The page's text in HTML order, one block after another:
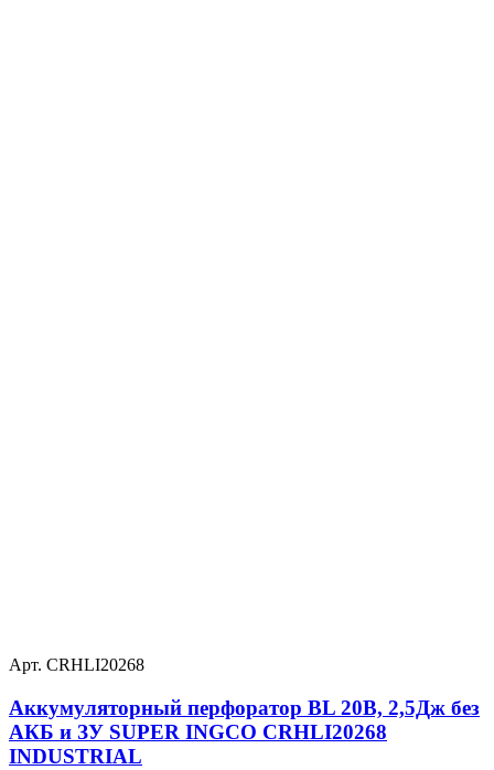
Арт. CRHLI20268
Аккумуляторный перфоратор BL 20В, 2,5Дж без
АКБ и ЗУ SUPER INGCO CRHLI20268
INDUSTRIAL